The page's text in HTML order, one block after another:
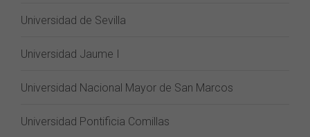
Universidad de Sevilla
Universidad Jaume I
Universidad Nacional Mayor de San Marcos
Universidad Pontificia Comillas